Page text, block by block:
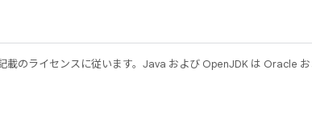
載のライセンスに従います。Java および OpenJDK は Oracle